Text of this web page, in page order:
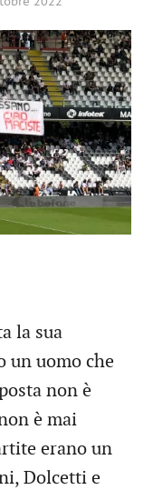
la sua
un uomo che
non è
è mai
erano un
Dolcetti e